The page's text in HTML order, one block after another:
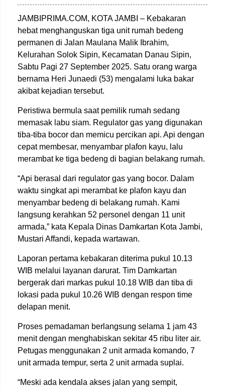
JAMBIPRIMA.COM, KOTA JAMBI – Kebakaran
hebat menghanguskan tiga unit rumah bedeng
permanen di Jalan Maulana Malik Ibrahim,
Kelurahan Solok Sipin, Kecamatan Danau Sipin,
Sabtu Pagi 27 September 2025. Satu orang warga
bernama Heri Junaedi (53) mengalami luka bakar
akibat kejadian tersebut.
Peristiwa bermula saat pemilik rumah sedang
memasak labu siam. Regulator gas yang digunakan
tiba-tiba bocor dan memicu percikan api. Api dengan
cepat membesar, menyambar plafon kayu, lalu
merambat ke tiga bedeng di bagian belakang rumah.
“Api berasal dari regulator gas yang bocor. Dalam
waktu singkat api merambat ke plafon kayu dan
menyambar bedeng di belakang rumah. Kami
langsung kerahkan 52 personel dengan 11 unit
armada,” kata Kepala Dinas Damkartan Kota Jambi,
Mustari Affandi, kepada wartawan.
Laporan pertama kebakaran diterima pukul 10.13
WIB melalui layanan darurat. Tim Damkartan
bergerak dari markas pukul 10.18 WIB dan tiba di
lokasi pada pukul 10.26 WIB dengan respon time
delapan menit.
Proses pemadaman berlangsung selama 1 jam 43
menit dengan menghabiskan sekitar 45 ribu liter air.
Petugas menggunakan 2 unit armada komando, 7
unit armada tempur, serta 2 unit armada suplai.
“Meski ada kendala akses jalan yang sempit,